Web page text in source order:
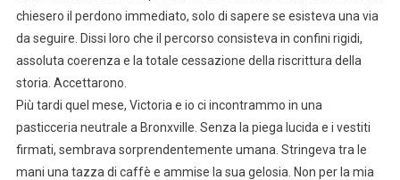
chiesero il perdono immediato, solo di sapere se esisteva una via
da seguire. Dissi loro che il percorso consisteva in confini rigidi,
assoluta coerenza e la totale cessazione della riscrittura della
storia. Accettarono.
Più tardi quel mese, Victoria e io ci incontrammo in una
pasticceria neutrale a Bronxville. Senza la piega lucida e i vestiti
firmati, sembrava sorprendentemente umana. Stringeva tra le
mani una tazza di caffè e ammise la sua gelosia. Non per la mia